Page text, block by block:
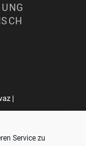
Service zu
|